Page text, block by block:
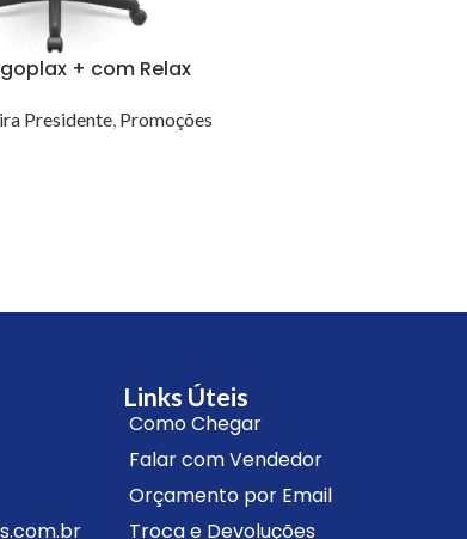
+ com Relax
Presidente, Promoções
Links Úteis
Como Chegar
Falar com Vendedor
Orçamento por Email
Troca e Devoluções